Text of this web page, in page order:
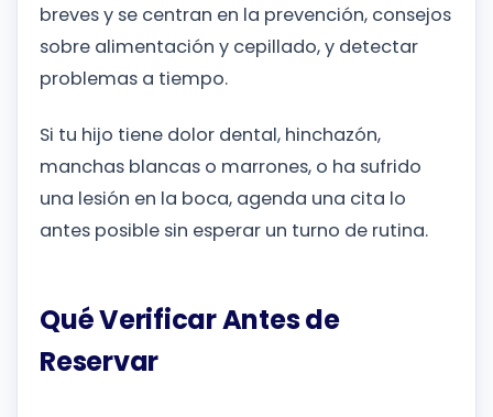
breves y se centran en la prevención, consejos
sobre alimentación y cepillado, y detectar
problemas a tiempo.
Si tu hijo tiene dolor dental, hinchazón,
manchas blancas o marrones, o ha sufrido
una lesión en la boca, agenda una cita lo
antes posible sin esperar un turno de rutina.
Qué Verificar Antes de
Reservar